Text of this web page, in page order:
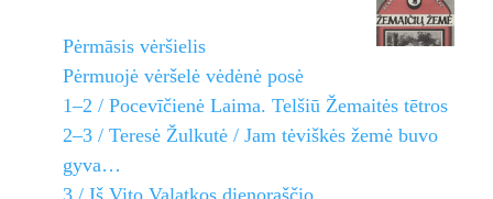
Pėrmāsis vėršielis
Pėrmuojė vėršelė vėdėnė posė
1–2 / Pocevīčienė Laima. Telšiū Žemaitės tētros
2–3 / Teresė Žulkutė / Jam tėviškės žemė buvo
gyva…